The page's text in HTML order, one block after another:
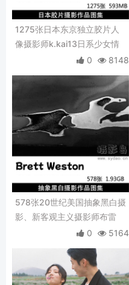
1275张日本东京独立胶片人
像摄影师k.kai13日系少女情
绪写真摄影作品参考素材
0 8148
578张20世纪美国抽象黑白摄
影、新客观主义摄影师布雷
特・韦斯顿 Brett Weston摄
0 5164